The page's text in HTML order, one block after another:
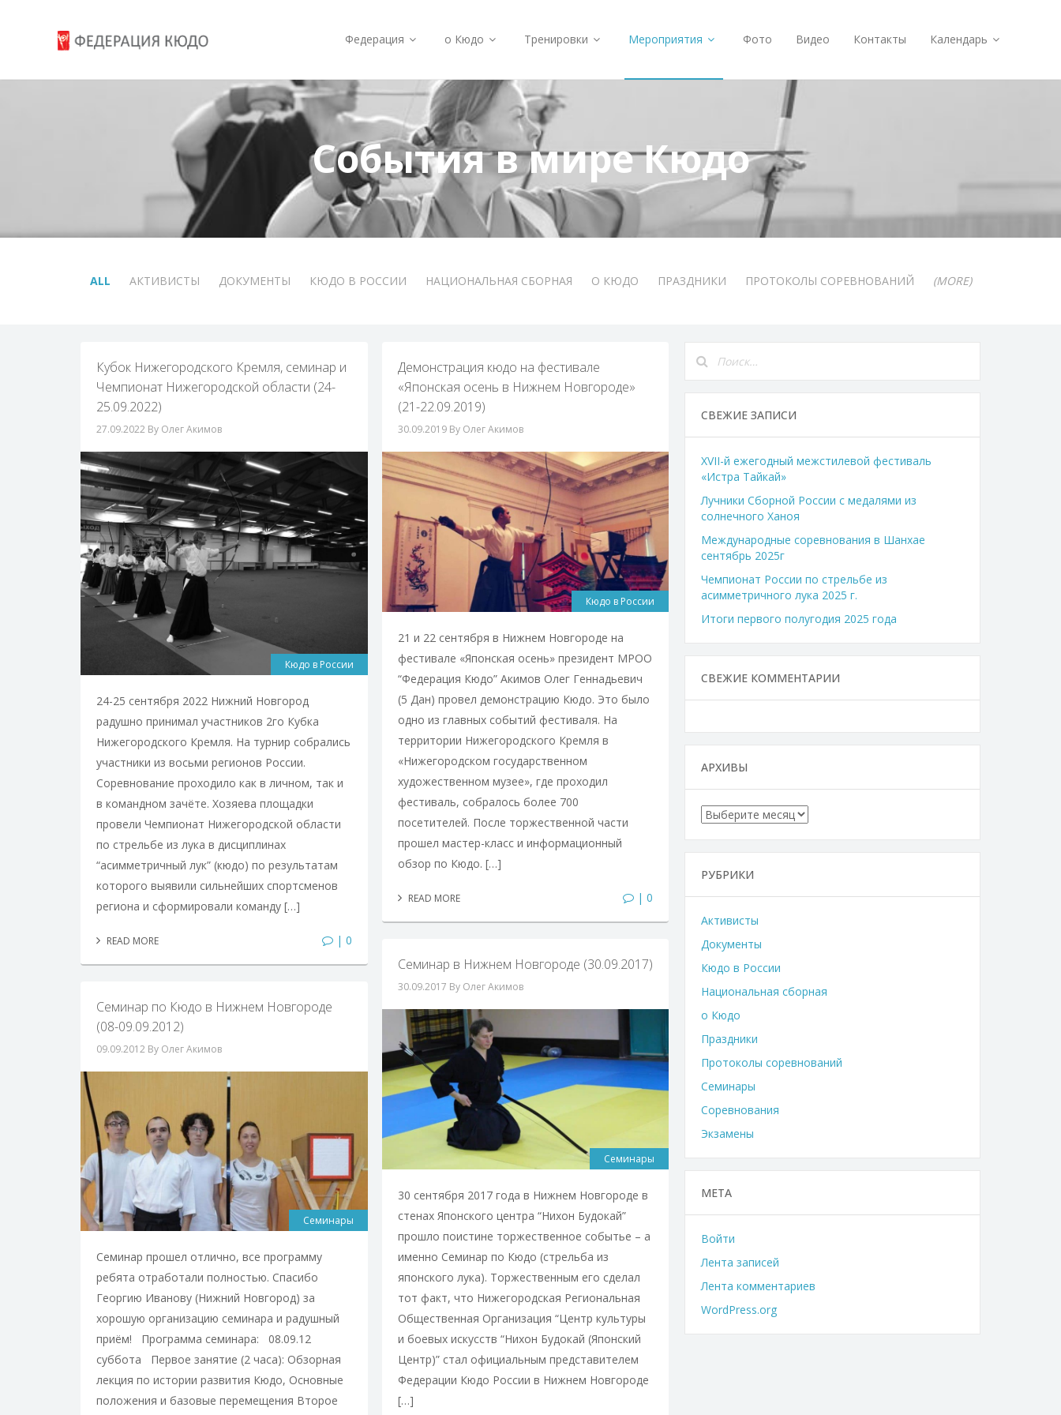
Федерация о Кюдо Тренировки Мероприятия Фото Видео Контакты Календарь
События в мире Кюдо
ALL АКТИВИСТЫ ДОКУМЕНТЫ КЮДО В РОССИИ НАЦИОНАЛЬНАЯ СБОРНАЯ О КЮДО ПРАЗДНИКИ ПРОТОКОЛЫ СОРЕВНОВАНИЙ (MORE)
Кубок Нижегородского Кремля, семинар и
Чемпионат Нижегородской области (24-
25.09.2022)
27.09.2022 By Олег Акимов
Кюдо в России
24-25 сентября 2022 Нижний Новгород
радушно принимал участников 2го Кубка
Нижегородского Кремля. На турнир собрались
участники из восьми регионов России.
Соревнование проходило как в личном, так и
в командном зачёте. Хозяева площадки
провели Чемпионат Нижегородской области
по стрельбе из лука в дисциплинах
“асимметричный лук” (кюдо) по результатам
которого выявили сильнейших спортсменов
региона и сформировали команду […]
READ MORE | 0
Демонстрация кюдо на фестивале
«Японская осень в Нижнем Новгороде»
(21-22.09.2019)
30.09.2019 By Олег Акимов
Кюдо в России
21 и 22 сентября в Нижнем Новгороде на
фестивале «Японская осень» президент МРОО
“Федерация Кюдо” Акимов Олег Геннадьевич
(5 Дан) провел демонстрацию Кюдо. Это было
одно из главных событий фестиваля. На
территории Нижегородского Кремля в
«Нижегородском государственном
художественном музее», где проходил
фестиваль, собралось более 700
посетителей. После торжественной части
прошел мастер-класс и информационный
обзор по Кюдо. […]
READ MORE | 0
Семинар в Нижнем Новгороде (30.09.2017)
30.09.2017 By Олег Акимов
Семинары
30 сентября 2017 года в Нижнем Новгороде в
стенах Японского центра “Нихон Будокай”
прошло поистине торжественное событье – а
именно Семинар по Кюдо (стрельба из
японского лука). Торжественным его сделал
тот факт, что Нижегородская Региональная
Общественная Организация “Центр культуры
и боевых искусств “Нихон Будокай (Японский
Центр)” стал официальным представителем
Федерации Кюдо России в Нижнем Новгороде
[…]
Семинар по Кюдо в Нижнем Новгороде
(08-09.09.2012)
09.09.2012 By Олег Акимов
Семинары
Семинар прошел отлично, все программу
ребята отработали полностью. Спасибо
Георгию Иванову (Нижний Новгород) за
хорошую организацию семинара и радушный
приём! Программа семинара: 08.09.12
суббота Первое занятие (2 часа): Обзорная
лекция по истории развития Кюдо, Основные
положения и базовые перемещения Второе
СВЕЖИЕ ЗАПИСИ
XVII-й ежегодный межстилевой фестиваль
«Истра Тайкай»
Лучники Сборной России с медалями из
солнечного Ханоя
Международные соревнования в Шанхае
сентябрь 2025г
Чемпионат России по стрельбе из
асимметричного лука 2025 г.
Итоги первого полугодия 2025 года
СВЕЖИЕ КОММЕНТАРИИ
АРХИВЫ
Архивы
РУБРИКИ
Активисты
Документы
Кюдо в России
Национальная сборная
о Кюдо
Праздники
Протоколы соревнований
Семинары
Соревнования
Экзамены
МЕТА
Войти
Лента записей
Лента комментариев
WordPress.org